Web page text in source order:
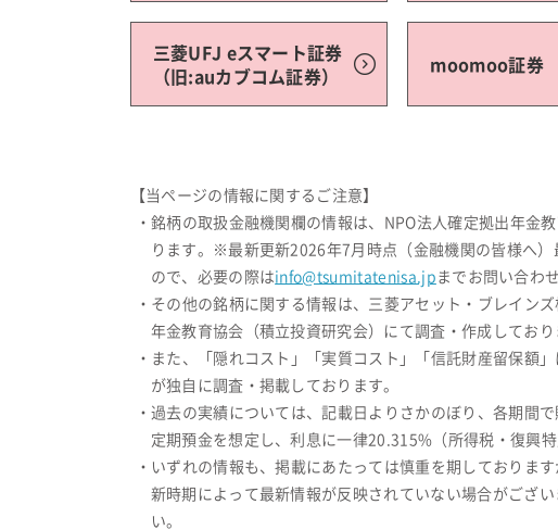
三菱UFJ eスマート証券
（旧:auカブコム証券）
moomoo証券
【当ページの情報に関するご注意】
・銘柄の取扱金融機関欄の情報は、NPO法人確定拠出年金
ります。※最新更新2026年7月時点（金融機関の皆様へ
ので、必要の際はinfo@tsumitatenisa.jp までお問い合わ
・その他の銘柄に関する情報は、三菱アセット・ブレイン
年金教育協会（積立投資研究会）にて調査・作成してお
・また、「隠れコスト」「実質コスト」「信託財産留保額
が独自に調査・掲載しております。
・過去の実績については、記載日よりさかのぼり、各期間
定期預金を想定し、利息に一律20.315%（所得税・復興
・いずれの情報も、掲載にあたっては慎重を期しておりま
新時期によって最新情報が反映されていない場合がござ
い。